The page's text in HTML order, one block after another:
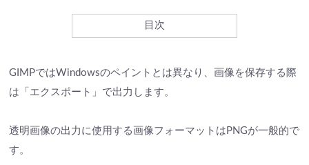
目次
GIMPではWindowsのペイントとは異なり、画像を保存する際
は「エクスポート」で出力します。
透明画像の出力に使用する画像フォーマットはPNGが一般的で
す。